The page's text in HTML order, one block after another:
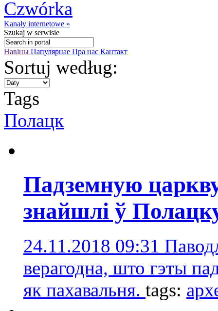
Kanały internetowe »
Szukaj w serwisie
Навіны Папулярнае Пра нас Кантакт
Sortuj według:
Tags
Полацк
Падземную
знайшлі ў
24.11.2018 09:31
верагодна, што гэты
як пахавальня. tags: